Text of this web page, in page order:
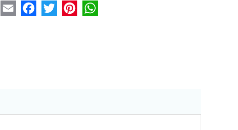
Email FacebookTwitter Pinterest